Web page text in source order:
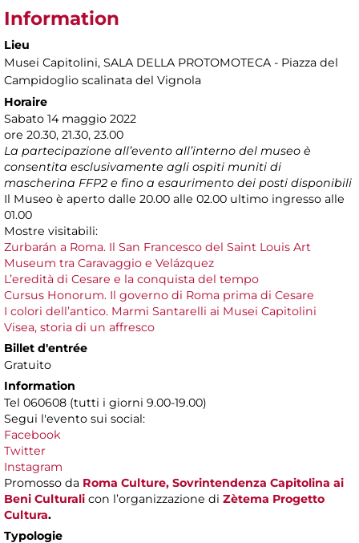
Information
Lieu
Musei Capitolini, SALA DELLA PROTOMOTECA - Piazza del
Campidoglio scalinata del Vignola
Horaire
Sabato 14 maggio 2022
ore 20.30, 21.30, 23.00
La partecipazione all’evento all’interno del museo è
consentita esclusivamente agli ospiti muniti di
mascherina FFP2 e fino a esaurimento dei posti disponibili
Il Museo è aperto dalle 20.00 alle 02.00 ultimo ingresso alle
01.00
Mostre visitabili:
Zurbarán a Roma. Il San Francesco del Saint Louis Art
Museum tra Caravaggio e Velázquez
L’eredità di Cesare e la conquista del tempo
Cursus Honorum. Il governo di Roma prima di Cesare
I colori dell’antico. Marmi Santarelli ai Musei Capitolini
Visea, storia di un affresco
Billet d'entrée
Gratuito
Information
Tel 060608 (tutti i giorni 9.00-19.00)
Segui l'evento sui social:
Facebook
Twitter
Instagram
Promosso da Roma Culture, Sovrintendenza Capitolina ai
Beni Culturali con l’organizzazione di Zètema Progetto
Cultura.
Typologie